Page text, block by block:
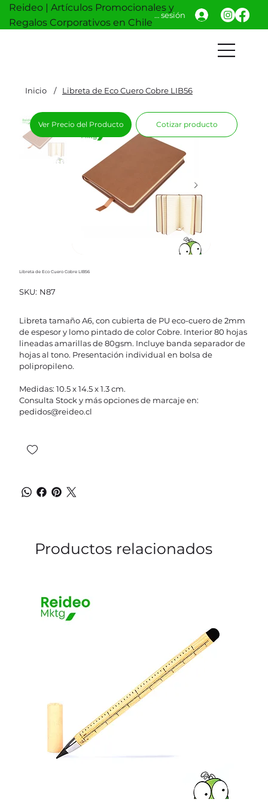
Reideo | Artículos Promocionales y
Regalos Corporativos en Chile
Iniciar sesión
Inicio / Libreta de Eco Cuero Cobre LIB56
Libreta de Eco Cuero Cobre LIB56
SKU: SKU
N87
N87
Libreta tamaño A6, con cubierta de PU eco-cuero de 2mm
de espesor y lomo pintado de color Cobre. Interior 80 hojas
lineadas amarillas de 80gsm. Incluye banda separador de
hojas al tono. Presentación individual en bolsa de
polipropileno.
Medidas: 10.5 x 14.5 x 1.3 cm.
Consulta Stock y más opciones de marcaje en:
pedidos@reideo.cl
Ver Precio del Producto Cotizar producto
Productos relacionados